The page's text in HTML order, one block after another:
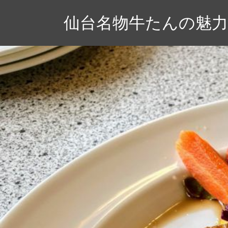
ン
ツ
へ
ス
キ
ッ
プ
仙台名物牛たんの魅